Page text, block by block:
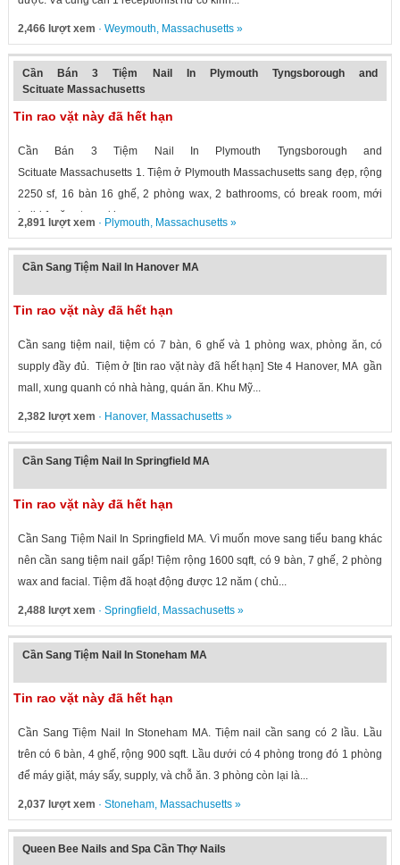
2,466 lượt xem · Weymouth, Massachusetts»
Cần Bán 3 Tiệm Nail In Plymouth Tyngsborough and
Scituate Massachusetts
Tin rao vặt này đã hết hạn
Cần Bán 3 Tiệm Nail In Plymouth Tyngsborough and
Scituate Massachusetts 1. Tiệm ở Plymouth Massachusetts sang đẹp, rộng
2250 sf, 16 bàn 16 ghế, 2 phòng wax, 2 bathrooms, có break room, mới
build 1 năm, trong khu...
2,891 lượt xem · Plymouth, Massachusetts»
Cần Sang Tiệm Nail In Hanover MA
Tin rao vặt này đã hết hạn
Cần sang tiệm nail, tiệm có 7 bàn, 6 ghế và 1 phòng wax, phòng ăn, có
supply đầy đủ. Tiệm ở [tin rao vặt này đã hết hạn] Ste 4 Hanover, MA gần
mall, xung quanh có nhà hàng, quán ăn. Khu Mỹ...
2,382 lượt xem · Hanover, Massachusetts»
Cần Sang Tiệm Nail In Springfield MA
Tin rao vặt này đã hết hạn
Cần Sang Tiệm Nail In Springfield MA. Vì muốn move sang tiểu bang khác
nên cần sang tiệm nail gấp! Tiệm rộng 1600 sqft, có 9 bàn, 7 ghế, 2 phòng
wax and facial. Tiệm đã hoạt động được 12 năm ( chủ...
2,488 lượt xem · Springfield , Massachusetts»
Cần Sang Tiệm Nail In Stoneham MA
Tin rao vặt này đã hết hạn
Cần Sang Tiệm Nail In Stoneham MA. Tiệm nail cần sang có 2 lầu. Lầu
trên có 6 bàn, 4 ghế, rộng 900 sqft. Lầu dưới có 4 phòng trong đó 1 phòng
để máy giặt, máy sấy, supply, và chỗ ăn. 3 phòng còn lại là...
2,037 lượt xem · Stoneham, Massachusetts»
Queen Bee Nails and Spa Cần Thợ Nails